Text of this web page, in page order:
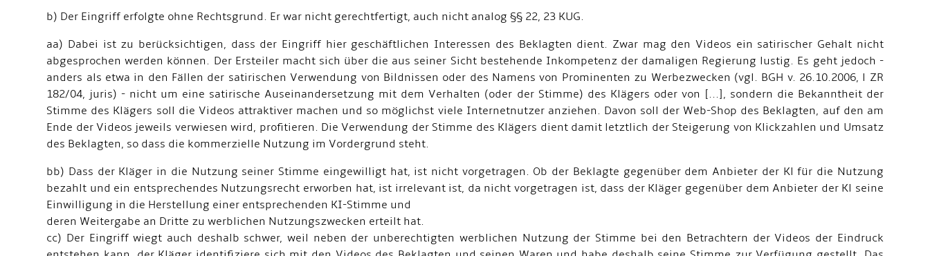
b) Der Eingriff erfolgte ohne Rechtsgrund. Er war nicht gerechtfertigt, auch nicht analog §§ 22, 23 KUG.
aa) Dabei ist zu berücksichtigen, dass der Eingriff hier geschäftlichen Interessen des Beklagten dient. Zwar mag den Videos ein satirischer Gehalt nicht
abgesprochen werden können. Der Ersteiler macht sich über die aus seiner Sicht bestehende Inkompetenz der damaligen Regierung lustig. Es geht jedoch -
anders als etwa in den Fällen der satirischen Verwendung von Bildnissen oder des Namens von Prominenten zu Werbezwecken (vgl. BGH v. 26.10.2006, l ZR
182/04, juris) - nicht um eine satirische Auseinandersetzung mit dem Verhalten (oder der Stimme) des Klägers oder von [...], sondern die Bekanntheit der
Stimme des Klägers soll die Videos attraktiver machen und so möglichst viele Internetnutzer anziehen. Davon soll der Web-Shop des Beklagten, auf den am
Ende der Videos jeweils verwiesen wird, profitieren. Die Verwendung der Stimme des Klägers dient damit letztlich der Steigerung von Klickzahlen und Umsatz
des Beklagten, so dass die kommerzielle Nutzung im Vordergrund steht.
bb) Dass der Kläger in die Nutzung seiner Stimme eingewilligt hat, ist nicht vorgetragen. Ob der Beklagte gegenüber dem Anbieter der Kl für die Nutzung
bezahlt und ein entsprechendes Nutzungsrecht erworben hat, ist irrelevant ist, da nicht vorgetragen ist, dass der Kläger gegenüber dem Anbieter der Kl seine
Einwilligung in die Herstellung einer entsprechenden KI-Stimme und
deren Weitergabe an Dritte zu werblichen Nutzungszwecken erteilt hat.
cc) Der Eingriff wiegt auch deshalb schwer, weil neben der unberechtigten werblichen Nutzung der Stimme bei den Betrachtern der Videos der Eindruck